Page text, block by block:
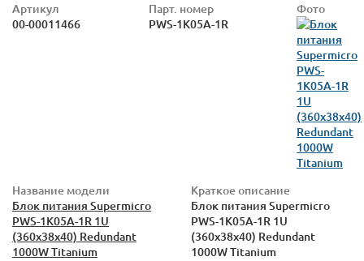
Артикул
00-00011466
Парт. номер
PWS-1K05A-1R
Фото
Название модели
Блок питания Supermicro
PWS-1K05A-1R 1U
(360x38x40) Redundant
1000W Titanium
Краткое описание
Блок питания Supermicro
PWS-1K05A-1R 1U
(360x38x40) Redundant
1000W Titanium